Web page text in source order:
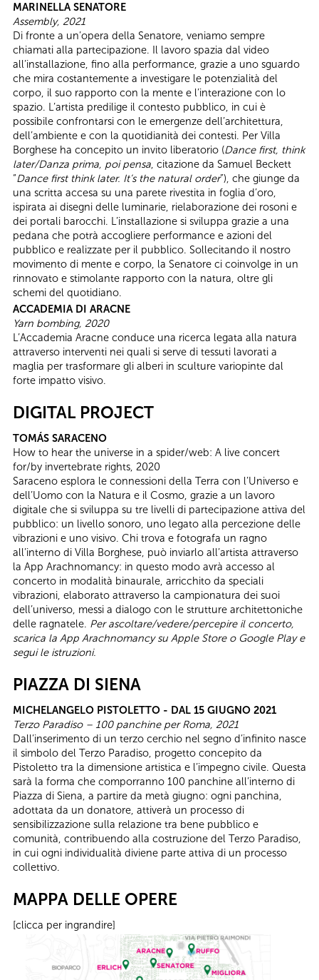
MARINELLA SENATORE
Assembly, 2021
Di fronte a un’opera della Senatore, veniamo sempre
chiamati alla partecipazione. Il lavoro spazia dal video
all’installazione, fino alla performance, grazie a uno sguardo
che mira costantemente a investigare le potenzialità del
corpo, il suo rapporto con la mente e l’interazione con lo
spazio. L’artista predilige il contesto pubblico, in cui è
possibile confrontarsi con le emergenze dell’architettura,
dell’ambiente e con la quotidianità dei contesti. Per Villa
Borghese ha concepito un invito liberatorio (Dance first, think
later/Danza prima, poi pensa, citazione da Samuel Beckett
“Dance first think later. It’s the natural order”), che giunge da
una scritta accesa su una parete rivestita in foglia d’oro,
ispirata ai disegni delle luminarie, rielaborazione dei rosoni e
dei portali barocchi. L’installazione si sviluppa grazie a una
pedana che potrà accogliere performance e azioni del
pubblico e realizzate per il pubblico. Sollecitando il nostro
movimento di mente e corpo, la Senatore ci coinvolge in un
rinnovato e stimolante rapporto con la natura, oltre gli
schemi del quotidiano.
ACCADEMIA DI ARACNE
Yarn bombing, 2020
L’Accademia Aracne conduce una ricerca legata alla natura
attraverso interventi nei quali si serve di tessuti lavorati a
maglia per trasformare gli alberi in sculture variopinte dal
forte impatto visivo.
DIGITAL PROJECT
TOMÁS SARACENO
How to hear the universe in a spider/web: A live concert
for/by invertebrate rights, 2020
Saraceno esplora le connessioni della Terra con l’Universo e
dell’Uomo con la Natura e il Cosmo, grazie a un lavoro
digitale che si sviluppa su tre livelli di partecipazione attiva del
pubblico: un livello sonoro, uno legato alla percezione delle
vibrazioni e uno visivo. Chi trova e fotografa un ragno
all’interno di Villa Borghese, può inviarlo all’artista attraverso
la App Arachnomancy: in questo modo avrà accesso al
concerto in modalità binaurale, arricchito da speciali
vibrazioni, elaborato attraverso la campionatura dei suoi
dell’universo, messi a dialogo con le strutture architettoniche
delle ragnatele. Per ascoltare/vedere/percepire il concerto,
scarica la App Arachnomancy su Apple Store o Google Play e
segui le istruzioni.
PIAZZA DI SIENA
MICHELANGELO PISTOLETTO - DAL 15 GIUGNO 2021
Terzo Paradiso – 100 panchine per Roma, 2021
Dall’inserimento di un terzo cerchio nel segno d’infinito nasce
il simbolo del Terzo Paradiso, progetto concepito da
Pistoletto tra la dimensione artistica e l’impegno civile. Questa
sarà la forma che comporranno 100 panchine all’interno di
Piazza di Siena, a partire da metà giugno: ogni panchina,
adottata da un donatore, attiverà un processo di
sensibilizzazione sulla relazione tra bene pubblico e
comunità, contribuendo alla costruzione del Terzo Paradiso,
in cui ogni individualità diviene parte attiva di un processo
collettivo.
MAPPA DELLE OPERE
[clicca per ingrandire]